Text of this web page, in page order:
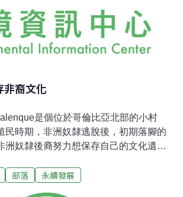
計畫。計畫目的是為確保原住民族幼童
、正義的資源，享有基本教育
非裔文化
是個位於哥倫比亞北部的小村
民時期，非洲奴隸逃脫後，初期落腳的
洲奴隸後裔努力想保存自己的文化遺
通曉人口約2500人，透過代代相傳的奴
部落 永續發展